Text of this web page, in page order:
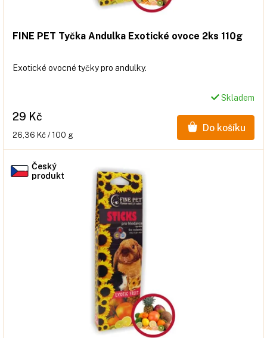
FINE PET Tyčka Andulka Exotické ovoce 2ks 110g
29 Kč
Měrná
26,36 Kč / 100 g
Do košíku
Exotické ovocné tyčky pro andulky.
Skladem
Český
produkt